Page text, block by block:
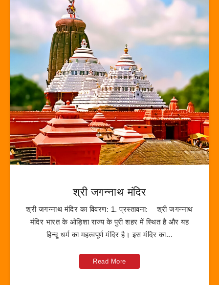
श्री जगन्नाथ मंदिर
श्री जगन्नाथ मंदिर का विवरण: 1. प्रस्तावना: श्री जगन्नाथ
मंदिर भारत के ओड़िशा राज्य के पुरी शहर में स्थित है और यह
हिन्दू धर्म का महत्वपूर्ण मंदिर है। इस मंदिर का...
Read More